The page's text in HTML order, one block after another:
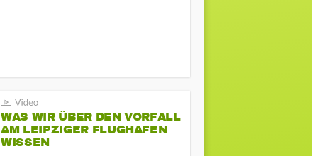
WAS WIR ÜBER DEN VORFALL
AM LEIPZIGER FLUGHAFEN
WISSEN